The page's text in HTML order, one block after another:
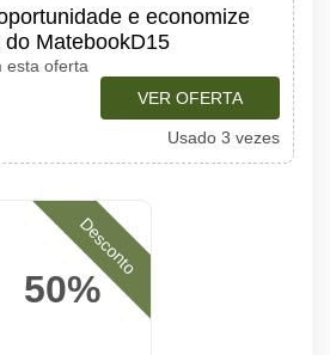
e economize
MatebookD15
esta oferta
VER OFERTA
Usado 3 vezes
50%
Desconto